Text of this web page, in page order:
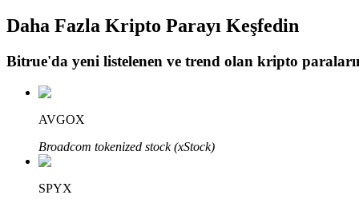
Daha Fazla Kripto Parayı Keşfedin
Bitrue'da yeni listelenen ve trend olan kripto
AVGOX
Broadcom tokenized stock (xStock)
SPYX